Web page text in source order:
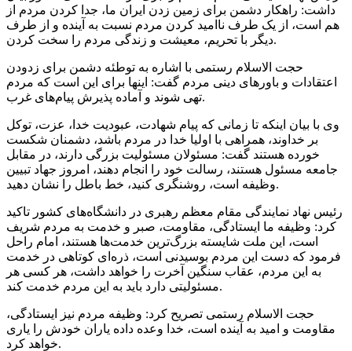
داشت: راهکار دشمن برای زمین زدن ایران ما، جدا کردن مردم از
هم است، از یک طرف ناامید کردن مردم نسبت به آینده و از طرف
دیگر با تحریم، معیشت و زندگی مردم را سخت کردن.
حجت الاسلام رستمی با اشاره به توطئه دشمن برای زدودن
اعتقادات و باورهای دینی مردم گفت: اینها برای این است که مردم
تهی شوند و آماده پذیرش پیام‌های غرب.
وی با بیان اینکه تا زمانی که پیام شهادت، عبودیت خدا، عزت، توکل
بر خداوند، همراهی با اولیا خدا در مردم باشد، دشمنان شکست
خورده هستند گفت: مسئولان مسئولیت بزرگی دارند، در مقابل
جامعه مسئول هستند، رسالت خود را انجام دهند، امروز جهاد تبیین
وظیفه است، روشنگری کنید، خط باطل را نشان دهید.
رئیس نهاد نمایندگی مقام معظم رهبری در دانشگاه‌های کشور تاکید
کرد: وظیفه ما ایستادگی، مقاومت، صبر و خدمت به مردم شریف
است، این ملت شایسته بزرگ‌ترین خدمت‌ها هستند، امام راحل
فرمود که دست این مردم بوسیدنی است، ذره‌ای کوتاهی در خدمت
به این مردم، عقاب سنگین آخرت را خواهد داشت، هر کسی هر
مسئولیتی دارد باید به این مردم خدمت کند.
حجت الاسلام رستمی تصریح کرد: وظیفه مردم نیز ایستادگی،
مقاومت و امید به آینده است، خدا وعده داده یاران خودش را یاری
خواهد کرد.